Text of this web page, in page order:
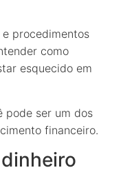
procedimentos
como
esquecido em
pode ser um dos
financeiro.